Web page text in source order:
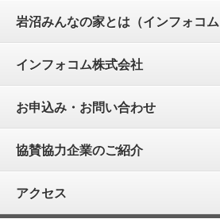
岩沼みんなの家とは（インフォコム
インフォコム株式会社
お申込み・お問い合わせ
協賛協力企業のご紹介
アクセス